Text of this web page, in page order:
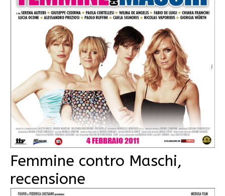
Femmine contro Maschi,
recensione